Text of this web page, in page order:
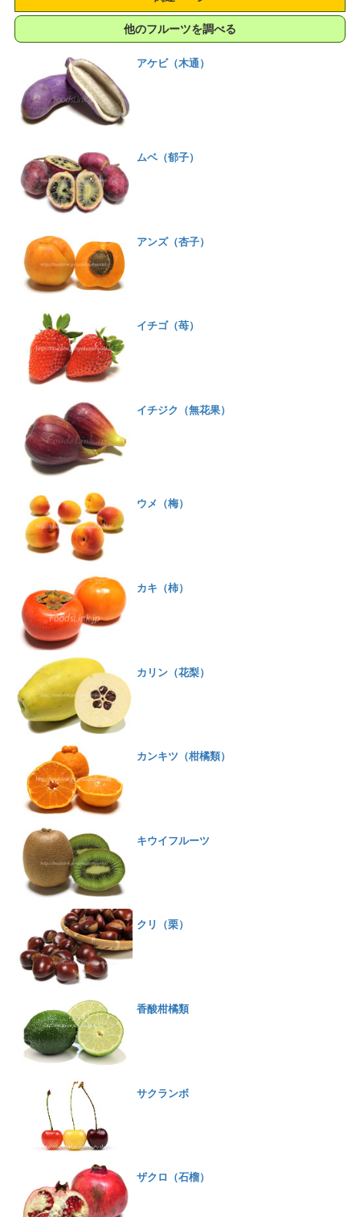
他のフルーツを調べる
アケビ（木通）
ムベ（郁子）
アンズ（杏子）
イチゴ（苺）
イチジク（無花果）
ウメ（梅）
カキ（柿）
カリン（花梨）
カンキツ（柑橘類）
キウイフルーツ
クリ（栗）
香酸柑橘類
サクランボ
ザクロ（石榴）